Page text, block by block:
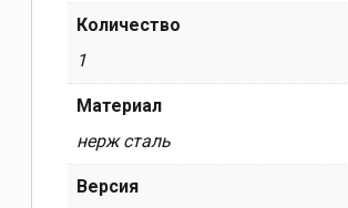
Количество
1
Материал
нерж сталь
Версия